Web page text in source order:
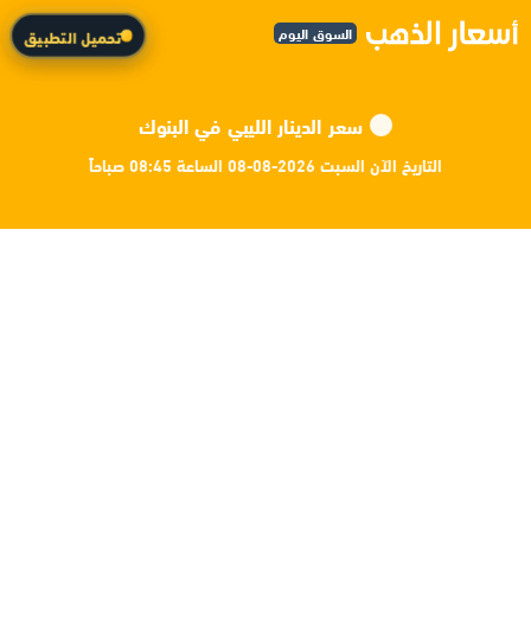
السوق اليوم تحميل التطبيق
سعر الدينار الليبي في البنوك
التاريخ الآن السبت 2026-08-08 الساعة 08:45 صباحاً